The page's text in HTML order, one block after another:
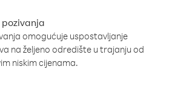
omogućuje uspostavljanje
na željeno odredište u trajanju od
niskim cijenama.